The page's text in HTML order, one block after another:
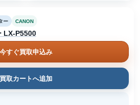
ー CANON
LX-P5500
今すぐ買取申込み
買取カートへ追加